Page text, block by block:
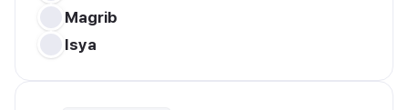
Magrib
Isya